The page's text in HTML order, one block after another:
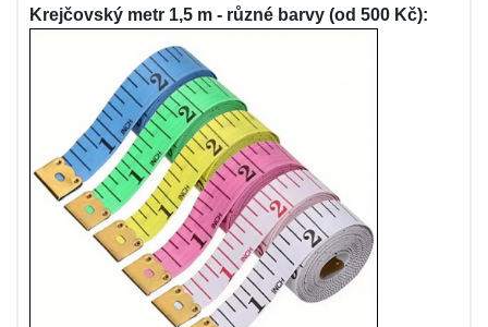
Krejčovský metr 1,5 m - různé barvy (od 500 Kč):